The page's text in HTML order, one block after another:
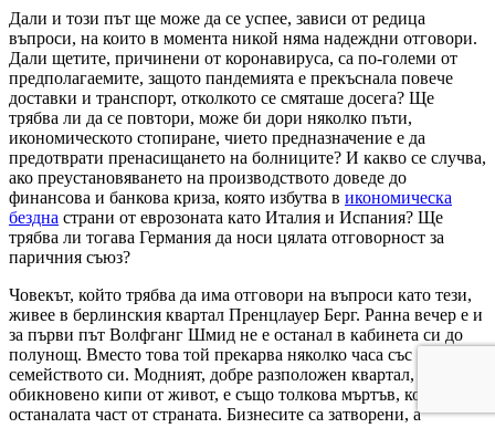
Дали и този път ще може да се успее, зависи от редица
въпроси, на които в момента никой няма надеждни отговори.
Дали щетите, причинени от коронавируса, са по-големи от
предполагаемите, защото пандемията е прекъснала повече
доставки и транспорт, отколкото се смяташе досега? Ще
трябва ли да се повтори, може би дори няколко пъти,
икономическото стопиране, чието предназначение е да
предотврати пренасищането на болниците? И какво се случва,
ако преустановяването на производството доведе до
финансова и банкова криза, която избутва в икономическа
бездна страни от еврозоната като Италия и Испания? Ще
трябва ли тогава Германия да носи цялата отговорност за
паричния съюз?
Човекът, който трябва да има отговори на въпроси като тези,
живее в берлинския квартал Пренцлауер Берг. Ранна вечер е и
за първи път Волфганг Шмид не е останал в кабинета си до
полунощ. Вместо това той прекарва няколко часа със
семейството си. Модният, добре разположен квартал, който
обикновено кипи от живот, е също толкова мъртъв, колкото и
останалата част от страната. Бизнесите са затворени, а